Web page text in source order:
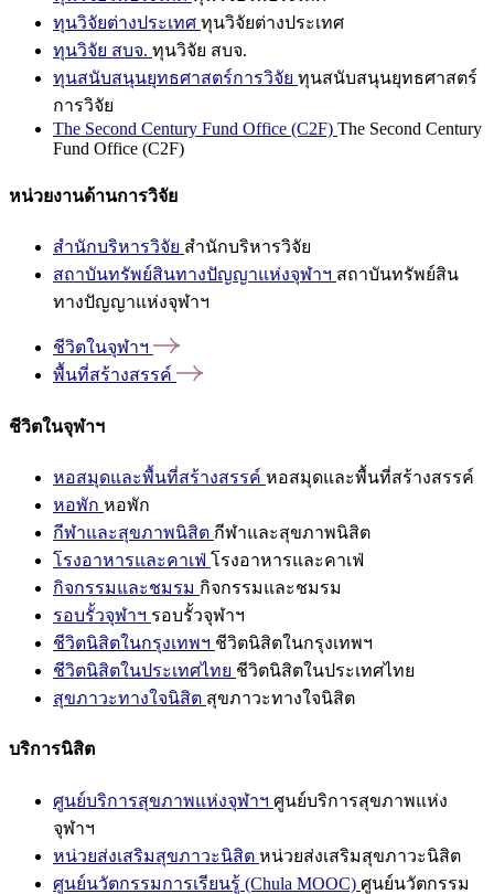
ทุนวิจัยต่างประเทศ ทุนวิจัยต่างประเทศ
ทุนวิจัย สบจ. ทุนวิจัย สบจ.
ทุนสนับสนุนยุทธศาสตร์การวิจัย ทุนสนับสนุนยุทธศาสตร์
การวิจัย
The Second Century Fund Office (C2F) The Second Century
Fund Office (C2F)
หน่วยงานด้านการวิจัย
สำนักบริหารวิจัย สำนักบริหารวิจัย
สถาบันทรัพย์สินทางปัญญาแห่งจุฬาฯ สถาบันทรัพย์สิน
ทางปัญญาแห่งจุฬาฯ
ชีวิตในจุฬาฯ
พื้นที่สร้างสรรค์
ชีวิตในจุฬาฯ
หอสมุดและพื้นที่สร้างสรรค์ หอสมุดและพื้นที่สร้างสรรค์
หอพัก หอพัก
กีฬาและสุขภาพนิสิต กีฬาและสุขภาพนิสิต
โรงอาหารและคาเฟ่ โรงอาหารและคาเฟ่
กิจกรรมและชมรม กิจกรรมและชมรม
รอบรั้วจุฬาฯ รอบรั้วจุฬาฯ
ชีวิตนิสิตในกรุงเทพฯ ชีวิตนิสิตในกรุงเทพฯ
ชีวิตนิสิตในประเทศไทย ชีวิตนิสิตในประเทศไทย
สุขภาวะทางใจนิสิต สุขภาวะทางใจนิสิต
บริการนิสิต
ศูนย์บริการสุขภาพแห่งจุฬาฯ ศูนย์บริการสุขภาพแห่ง
จุฬาฯ
หน่วยส่งเสริมสุขภาวะนิสิต หน่วยส่งเสริมสุขภาวะนิสิต
ศูนย์นวัตกรรมการเรียนรู้ (Chula MOOC) ศูนย์นวัตกรรม